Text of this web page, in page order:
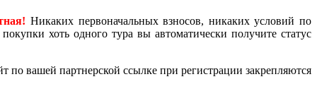
Никаких первоначальных взносов, никаких условий по
хоть одного тура вы автоматически получите статус
вашей партнерской ссылке при регистрации закрепляются